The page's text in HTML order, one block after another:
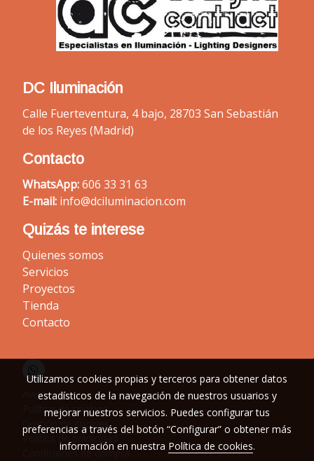
DC Iluminación
Calle Fuerteventura, 4 bajo, 28703 San Sebastián
de los Reyes (Madrid)
Contacto
WhatsApp:606 33 31 63
E-mail: info@dciluminacion.com
Quizás te interese
Quienes somos
Servicios
Proyectos
Tienda
Contacto
Aviso legal
Política de cookies
Gestión de cookies
Política de privacidad
Condiciones de compra
Utilizamos cookies propias y terceros para obtener datos
estadísticos de la navegación de nuestros usuarios y
mejorar nuestros servicios. Puedes configurar tus
preferencias a través del botón “Configurar” o obtener más
información en nuestra Política de cookies.